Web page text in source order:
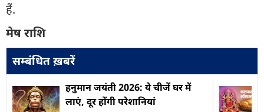
हैं.
मेष राशि
सम्बंधित ख़बरें
हनुमान जयंती 2026: ये चीजें घर में
लाएं, दूर होंगी परेशानियां